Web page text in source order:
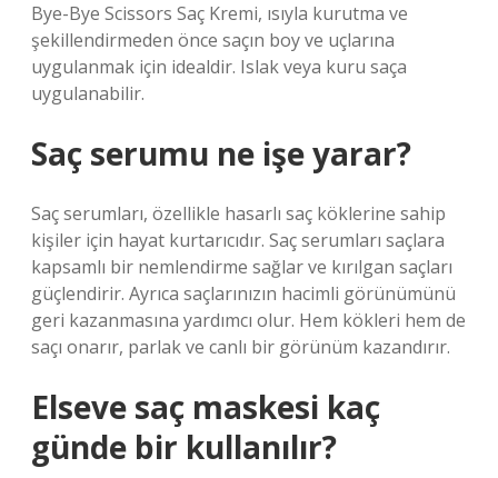
Bye-Bye Scissors Saç Kremi, ısıyla kurutma ve
şekillendirmeden önce saçın boy ve uçlarına
uygulanmak için idealdir. Islak veya kuru saça
uygulanabilir.
Saç serumu ne işe yarar?
Saç serumları, özellikle hasarlı saç köklerine sahip
kişiler için hayat kurtarıcıdır. Saç serumları saçlara
kapsamlı bir nemlendirme sağlar ve kırılgan saçları
güçlendirir. Ayrıca saçlarınızın hacimli görünümünü
geri kazanmasına yardımcı olur. Hem kökleri hem de
saçı onarır, parlak ve canlı bir görünüm kazandırır.
Elseve saç maskesi kaç
günde bir kullanılır?